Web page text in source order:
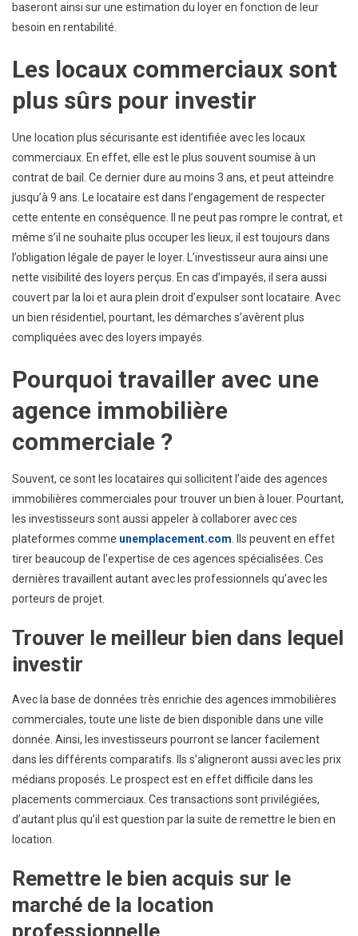
baseront ainsi sur une estimation du loyer en fonction de leur
besoin en rentabilité.
Les locaux commerciaux sont
plus sûrs pour investir
Une location plus sécurisante est identifiée avec les locaux
commerciaux. En effet, elle est le plus souvent soumise à un
contrat de bail. Ce dernier dure au moins 3 ans, et peut atteindre
jusqu’à 9 ans. Le locataire est dans l’engagement de respecter
cette entente en conséquence. Il ne peut pas rompre le contrat, et
même s’il ne souhaite plus occuper les lieux, il est toujours dans
l’obligation légale de payer le loyer. L’investisseur aura ainsi une
nette visibilité des loyers perçus. En cas d’impayés, il sera aussi
couvert par la loi et aura plein droit d’expulser sont locataire. Avec
un bien résidentiel, pourtant, les démarches s’avèrent plus
compliquées avec des loyers impayés.
Pourquoi travailler avec une
agence immobilière
commerciale ?
Souvent, ce sont les locataires qui sollicitent l’aide des agences
immobilières commerciales pour trouver un bien à louer. Pourtant,
les investisseurs sont aussi appeler à collaborer avec ces
plateformes comme unemplacement.com . Ils peuvent en effet
tirer beaucoup de l’expertise de ces agences spécialisées. Ces
dernières travaillent autant avec les professionnels qu’avec les
porteurs de projet.
Trouver le meilleur bien dans lequel
investir
Avec la base de données très enrichie des agences immobilières
commerciales, toute une liste de bien disponible dans une ville
donnée. Ainsi, les investisseurs pourront se lancer facilement
dans les différents comparatifs. Ils s’aligneront aussi avec les prix
médians proposés. Le prospect est en effet difficile dans les
placements commerciaux. Ces transactions sont privilégiées,
d’autant plus qu’il est question par la suite de remettre le bien en
location.
Remettre le bien acquis sur le
marché de la location